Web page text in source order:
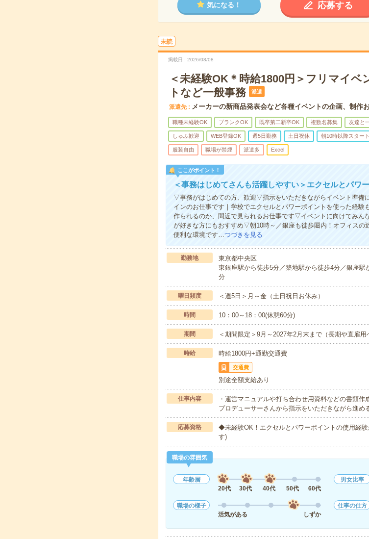
気になる！ 応募する
未読
掲載日 2026/08/08
＜未経験OK＊時給1800円＞フリマイベ
トなど一般事務
派遣
派遣先 メーカーの新商品発表会など各種イベントの企画、制作
職種未経験OK ブランクOK 既卒第二新卒OK 複数名募集 友達と
しゅふ歓迎 WEB登録OK 週5日勤務 土日祝休 朝10時以降スタート
服装自由 職場が禁煙 派遣多 Excel
ここがポイント！
＜事務はじめてさんも活躍しやすい＞エクセルとパワ
▽事務がはじめての方、歓迎▽指示をいただきながらイベント準備
インのお仕事です｜学校でエクセルとパワーポイントを使った経
作られるのか、間近で見られるお仕事です▽イベントに向けてみん
が好きな方にもおすすめ▽朝10時～／銀座も徒歩圏内！オフィスの
便利な環境です…つづきを見る
勤務地
東京都中央区
東銀座駅から徒歩5分／築地駅から徒歩4分／銀座
分
曜日頻度 ＜週5日＞月～金（土日祝日お休み）
時間 10：00～18：00(休憩60分)
期間 ＜期間限定＞9月～2027年2月末まで（長期や直雇用
時給 時給1800円+通勤交通費
交通費
別途全額支給あり
仕事内容
・運営マニュアルや打ち合わせ用資料などの書類
プロデューサーさんから指示をいただきながら進め
応募資格
◆未経験OK！エクセルとパワーポイントの使用経
す)
職場の雰囲気
年齢層
20代
30代 40代 50代 60代
男女比率
職場の様子
活気がある
しずか
仕事の仕方